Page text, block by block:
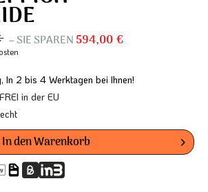
– SIE SPAREN594,00 €
2 bis 4 Werktagen bei Ihnen!
in der EU
In denWarenkorb